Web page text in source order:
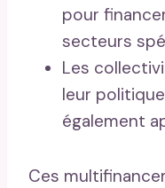
pour
secteurs
Les
leur
également
Ces